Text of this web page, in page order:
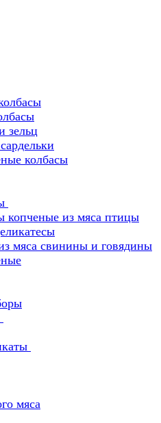
зельц
колбасы
копченые из мяса птицы
мяса свинины и говядины
мяса